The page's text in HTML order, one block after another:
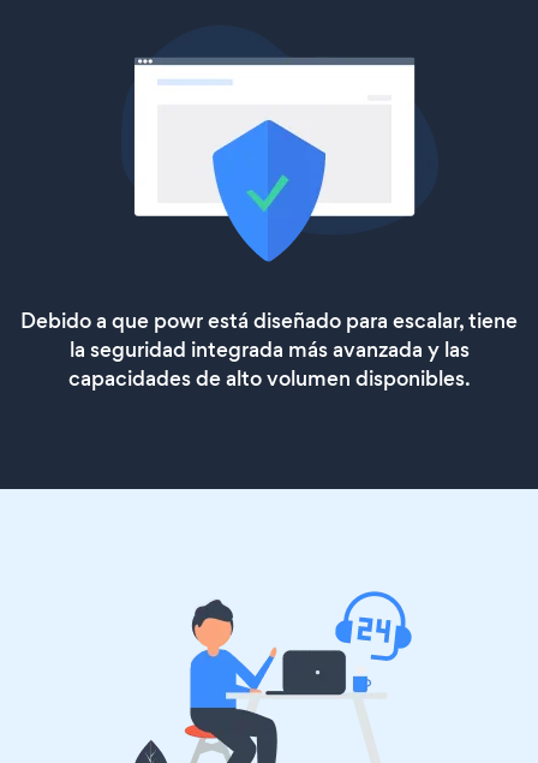
Debido a que powr está diseñado para escalar, tiene
la seguridad integrada más avanzada y las
capacidades de alto volumen disponibles.